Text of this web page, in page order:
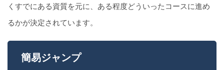
くすでにある資質を元に、ある程度どういったコースに進め
るかが決定されています。
簡易ジャンプ